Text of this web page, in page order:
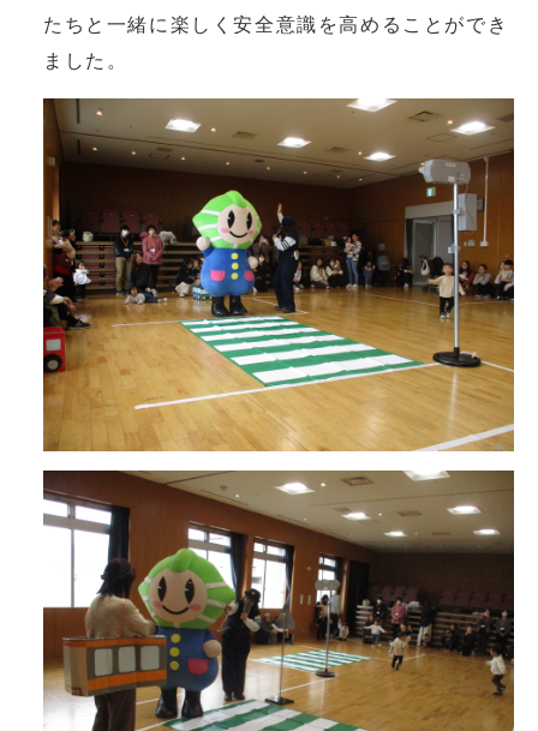
たちと一緒に楽しく安全意識を高めることができ
ました。